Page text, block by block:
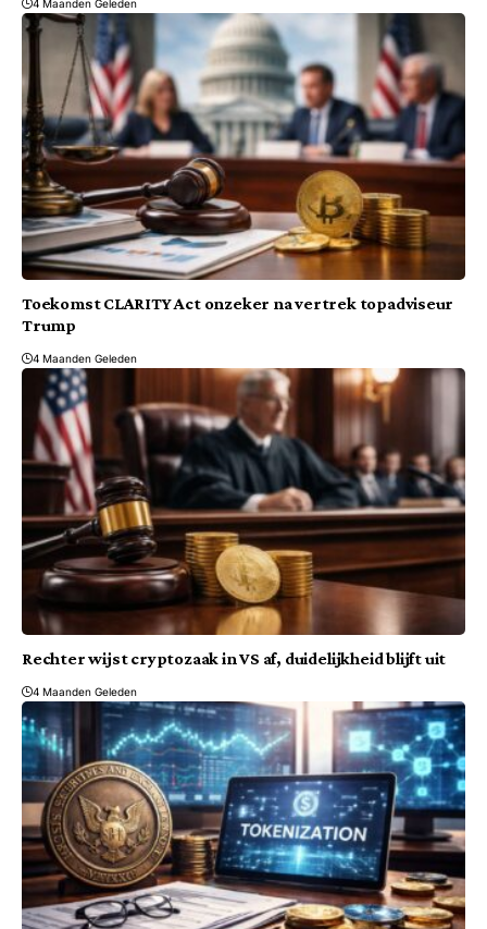
4 Maanden Geleden
Toekomst CLARITY Act onzeker na vertrek topadviseur
Trump
4 Maanden Geleden
Rechter wijst cryptozaak in VS af, duidelijkheid blijft uit
4 Maanden Geleden